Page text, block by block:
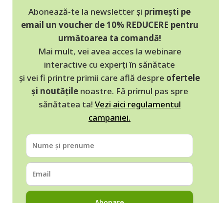
Abonează-te la newsletter și primești pe
email un voucher de 10% REDUCERE pentru
următoarea ta comandă!
Mai mult, vei avea acces la webinare
interactive cu experți în sănătate
și vei fi printre primii care află despre ofertele
și noutățilenoastre. Fă primul pas spre
sănătatea ta! Vezi aici regulamentul
campaniei.